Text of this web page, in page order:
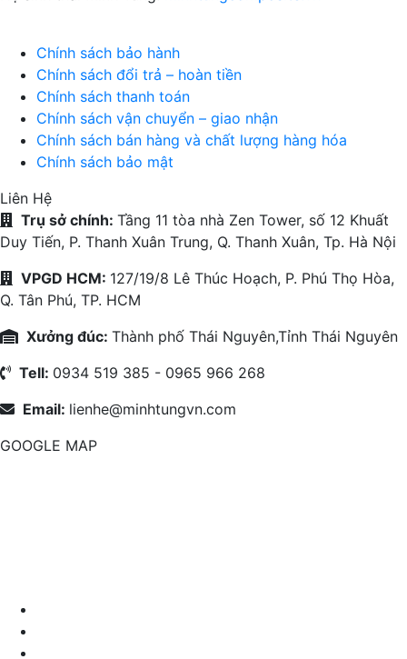
Chính sách bảo hành
Chính sách đổi trả – hoàn tiền
Chính sách thanh toán
Chính sách vận chuyển – giao nhận
Chính sách bán hàng và chất lượng hàng hóa
Chính sách bảo mật
Liên Hệ
Trụ sở chính: Tầng 11 tòa nhà Zen Tower, số 12 Khuất
Duy Tiến, P. Thanh Xuân Trung, Q. Thanh Xuân, Tp. Hà Nội
VPGD HCM: 127/19/8 Lê Thúc Hoạch, P. Phú Thọ Hòa,
Q. Tân Phú, TP. HCM
Xưởng đúc: Thành phố Thái Nguyên,Tỉnh Thái Nguyên
Tell: 0934 519 385 - 0965 966 268
Email: lienhe@minhtungvn.com
GOOGLE MAP